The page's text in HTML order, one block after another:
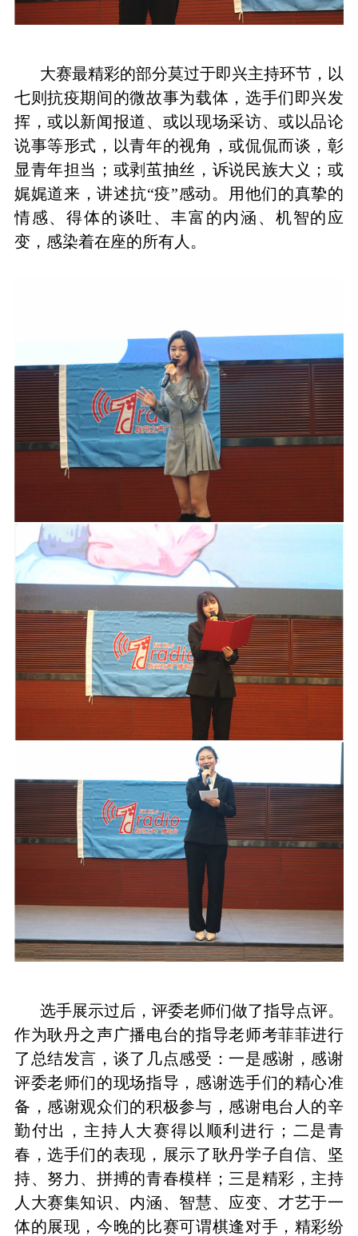
大赛最精彩的部分莫过于即兴主持环节，以
七则抗疫期间的微故事为载体，选手们即兴发
挥，或以新闻报道、或以现场采访、或以品论
说事等形式，以青年的视角，或侃侃而谈，彰
显青年担当；或剥茧抽丝，诉说民族大义；或
娓娓道来，讲述抗“疫”感动。用他们的真挚的
情感、得体的谈吐、丰富的内涵、机智的应
变，感染着在座的所有人。
选手展示过后，评委老师们做了指导点评。
作为耿丹之声广播电台的指导老师考菲菲进行
了总结发言，谈了几点感受：一是感谢，感谢
评委老师们的现场指导，感谢选手们的精心准
备，感谢观众们的积极参与，感谢电台人的辛
勤付出，主持人大赛得以顺利进行；二是青
春，选手们的表现，展示了耿丹学子自信、坚
持、努力、拼搏的青春模样；三是精彩，主持
人大赛集知识、内涵、智慧、应变、才艺于一
体的展现，今晚的比赛可谓棋逢对手，精彩纷